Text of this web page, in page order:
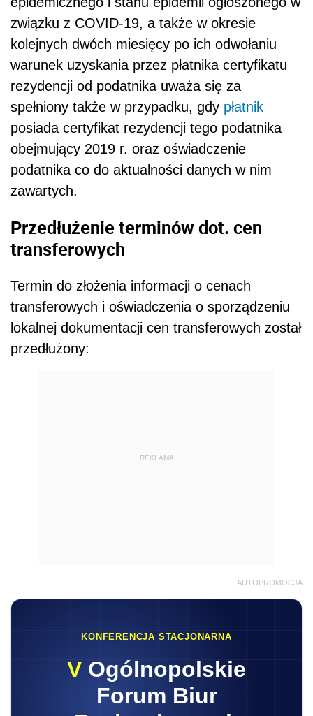
związku z COVID-19, a także w okresie
kolejnych dwóch miesięcy po ich odwołaniu
warunek uzyskania przez płatnika certyfikatu
rezydencji od podatnika uważa się za
spełniony także w przypadku, gdy płatnik
posiada certyfikat rezydencji tego podatnika
obejmujący 2019 r. oraz oświadczenie
podatnika co do aktualności danych w nim
zawartych.
Przedłużenie terminów dot. cen
transferowych
Termin do złożenia informacji o cenach
transferowych i oświadczenia o sporządzeniu
lokalnej dokumentacji cen transferowych został
przedłużony:
REKLAMA
AUTOPROMOCJA
KONFERENCJA STACJONARNA
V Ogólnopolskie
Forum Biur